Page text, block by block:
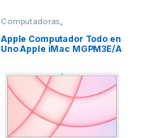
Computadoras
Computadoras de Escritorio
Apple Computador Todo en
Uno Apple iMac MGPM3E/A
256GB SSD – 61cm (24″)
4480 x 2520 – De Escritorio
– Rosa – macOS Big Sur –
IEEE 802.11 a/b/g/n/ac/ax –
143W CPU 8N GPU 8N 256
GB ROSA